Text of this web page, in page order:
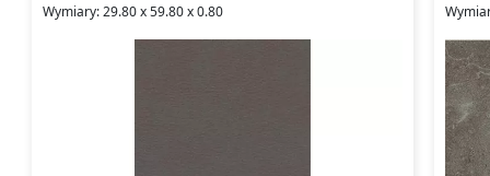
Wymiary: 29.80 x 59.80 x 0.80